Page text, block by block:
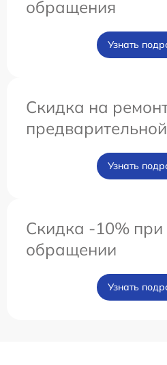
обращения
Узнать
Скидка на
Узнать
Скидка -10%
обращении
Узнать